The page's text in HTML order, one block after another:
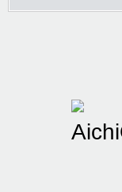
2025/04/09